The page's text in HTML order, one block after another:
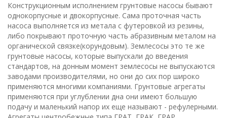
Конструкционным исполнением грунтовые насосы бывают
однокорпусные и двокорпусные. Сама проточная часть
насоса выполняется из метала с футеровкой из резины,
либо покрывают проточную часть абразивным металом на
органической связке(корундовым). Землесосы это те же
грунтовые насосы, которые выпускали до введения
стандартов, на донным момент землесосы не выпускаются
заводами производителями, но они до сих пор широко
применяются многими компаниями. Грунтовые агрегаты
применяются при углублении дна они имеют большую
подачу и маленький напор их еще называют - рефулерными.